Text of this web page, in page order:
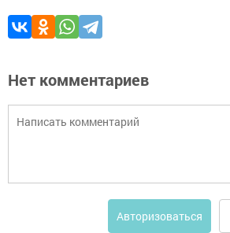
Нет комментариев
Авторизоваться